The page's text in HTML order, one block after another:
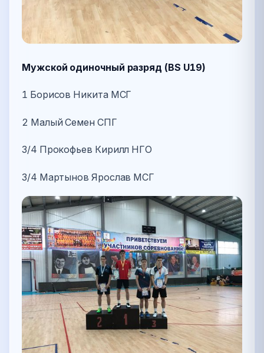
Мужской одиночный разряд (BS U19)
1 Борисов Никита МСГ
2 Малый Семен СПГ
3/4 Прокофьев Кирилл НГО
3/4 Мартынов Ярослав МСГ